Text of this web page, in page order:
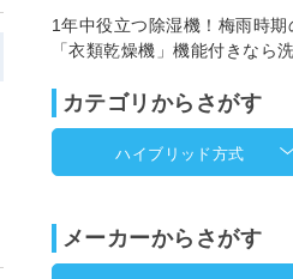
1年中役立つ除湿機！梅雨時期
「衣類乾燥機」機能付きなら
カテゴリからさがす
ハイブリッド方式
メーカーからさがす